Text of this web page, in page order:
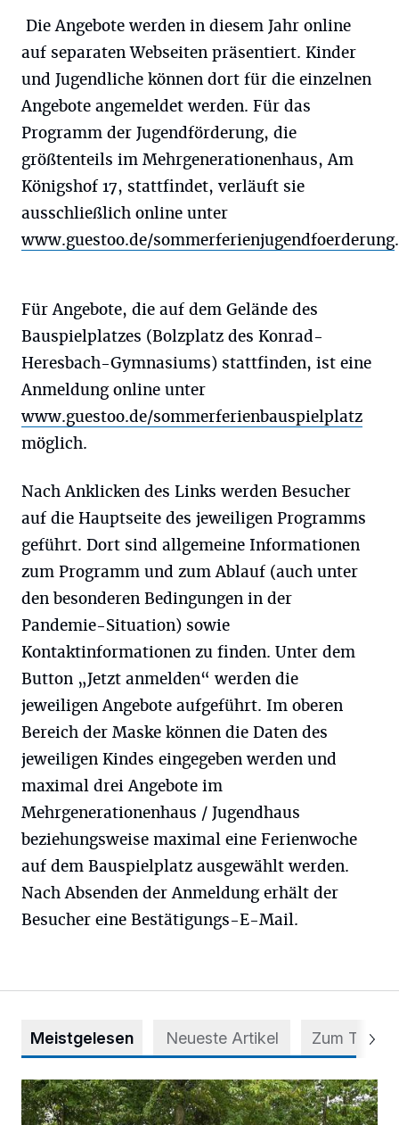
Die Angebote werden in diesem Jahr online
auf separaten Webseiten präsentiert. Kinder
und Jugendliche können dort für die einzelnen
Angebote angemeldet werden. Für das
Programm der Jugendförderung, die
größtenteils im Mehrgenerationenhaus, Am
Königshof 17, stattfindet, verläuft sie
ausschließlich online unter
www.guestoo.de/sommerferienjugendfoerderung.
Für Angebote, die auf dem Gelände des
Bauspielplatzes (Bolzplatz des Konrad-
Heresbach-Gymnasiums) stattfinden, ist eine
Anmeldung online unter
www.guestoo.de/sommerferienbauspielplatz
möglich.
Nach Anklicken des Links werden Besucher
auf die Hauptseite des jeweiligen Programms
geführt. Dort sind allgemeine Informationen
zum Programm und zum Ablauf (auch unter
den besonderen Bedingungen in der
Pandemie-Situation) sowie
Kontaktinformationen zu finden. Unter dem
Button „Jetzt anmelden“ werden die
jeweiligen Angebote aufgeführt. Im oberen
Bereich der Maske können die Daten des
jeweiligen Kindes eingegeben werden und
maximal drei Angebote im
Mehrgenerationenhaus / Jugendhaus
beziehungsweise maximal eine Ferienwoche
auf dem Bauspielplatz ausgewählt werden.
Nach Absenden der Anmeldung erhält der
Besucher eine Bestätigungs-E-Mail.
Meistgelesen Neueste Artikel Zum Thema
Aus Grau wird Haltung